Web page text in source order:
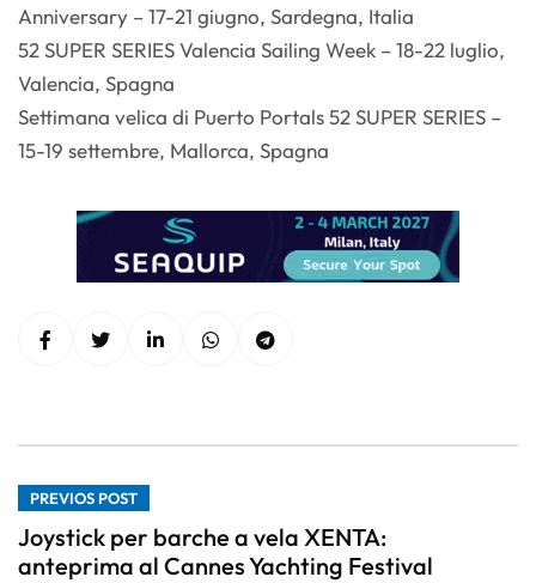
Anniversary – 17-21 giugno, Sardegna, Italia
52 SUPER SERIES Valencia Sailing Week – 18-22 luglio,
Valencia, Spagna
Settimana velica di Puerto Portals 52 SUPER SERIES –
15-19 settembre, Mallorca, Spagna
PREVIOS POST
Joystick per barche a vela XENTA:
anteprima al Cannes Yachting Festival